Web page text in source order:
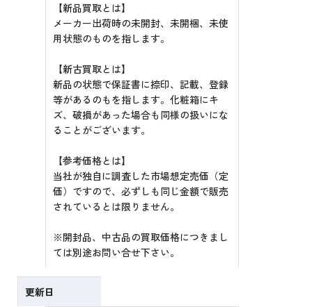
【新品買取とは】
メーカー出荷時の未開封、未開梱、未使
用状態のものを指します。
【新古買取とは】
新品の状態で保証書に捺印、記載、登録
等があるのもを指します。化粧箱にキ
ズ、破損があった場合も同様の扱いにな
ることがございます。
【参考価格とは】
当社が独自に調査した市場想定売価（定
価）ですので、必ずしも同じ金額で販売
されているとは限りません。
※開封品、中古品の買取価格につきまし
ては別途お問い合せ下さい。
更新日